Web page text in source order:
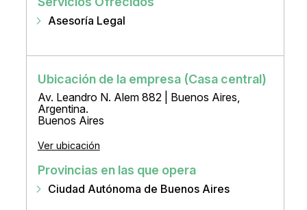
Asesoría Legal
Ubicación de la empresa (Casa central)
Av. Leandro N. Alem 882 | Buenos Aires,
Argentina.
Buenos Aires
Ver ubicación
Provincias en las que opera
Ciudad Autónoma de Buenos Aires